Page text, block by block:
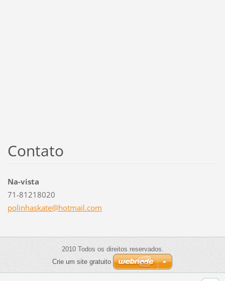
Contato
Na-vista
71-81218020
polinhaskate@hotmail.com
2010 Todos os direitos reservados.
Crie um site gratuito